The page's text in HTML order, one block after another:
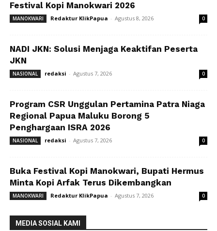
Festival Kopi Manokwari 2026
MANOKWARI Redaktur KlikPapua - Agustus 8, 2026 0
NADI JKN: Solusi Menjaga Keaktifan Peserta
JKN
NASIONAL redaksi - Agustus 7, 2026 0
Program CSR Unggulan Pertamina Patra Niaga
Regional Papua Maluku Borong 5
Penghargaan ISRA 2026
NASIONAL redaksi - Agustus 7, 2026 0
Buka Festival Kopi Manokwari, Bupati Hermus
Minta Kopi Arfak Terus Dikembangkan
MANOKWARI Redaktur KlikPapua - Agustus 7, 2026 0
MEDIA SOSIAL KAMI